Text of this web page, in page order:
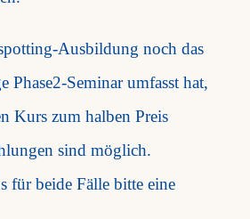
Ausbildung noch das
Phase2-Seminar umfasst hat,
Kurs zum halben Preis
sind möglich.
für beide Fälle bitte eine